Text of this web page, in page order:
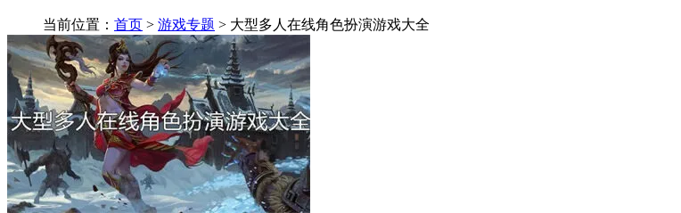
当前位置： 首页 > 游戏专题 > 大型多人在线角色扮演游戏大全